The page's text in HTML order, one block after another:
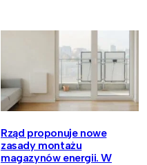
Rząd proponuje nowe
zasady montażu
magazynów energii. W